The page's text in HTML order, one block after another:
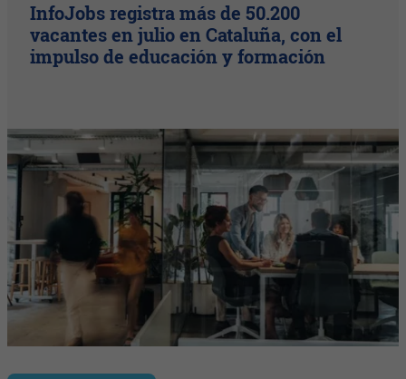
InfoJobs registra más de 50.200
vacantes en julio en Cataluña, con el
impulso de educación y formación